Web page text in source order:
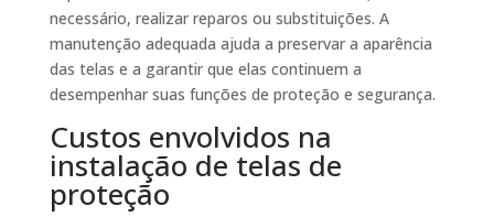
necessário, realizar reparos ou substituições. A
manutenção adequada ajuda a preservar a aparência
das telas e a garantir que elas continuem a
desempenhar suas funções de proteção e segurança.
Custos envolvidos na
instalação de telas de
proteção